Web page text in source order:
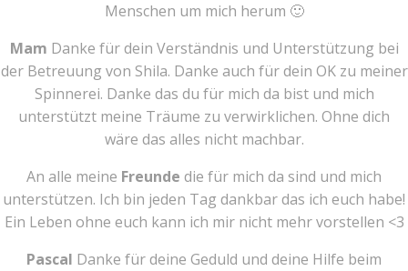
Menschen um mich herum 🙂
Mam Danke für dein Verständnis und Unterstützung bei
der Betreuung von Shila. Danke auch für dein OK zu meiner
Spinnerei. Danke das du für mich da bist und mich
unterstützt meine Träume zu verwirklichen. Ohne dich
wäre das alles nicht machbar.
An alle meine Freunde die für mich da sind und mich
unterstützen. Ich bin jeden Tag dankbar das ich euch habe!
Ein Leben ohne euch kann ich mir nicht mehr vorstellen <3
Pascal Danke für deine Geduld und deine Hilfe beim